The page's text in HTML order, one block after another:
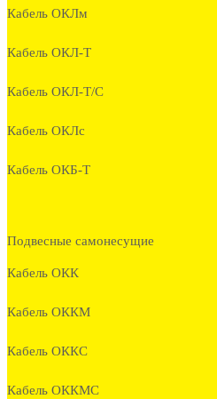
Кабель ОКЛм
Кабель ОКЛ-Т
Кабель ОКЛ-Т/С
Кабель ОКЛc
Кабель ОКБ-Т
Подвесные самонесущие
Кабель ОКК
Кабель ОККМ
Кабель ОККС
Кабель ОККМС